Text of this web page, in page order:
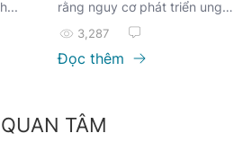
rằng nguy cơ phát triển ung
thư từ bức xạ do chụp X quang
3,287
Đọc thêm
TÂM